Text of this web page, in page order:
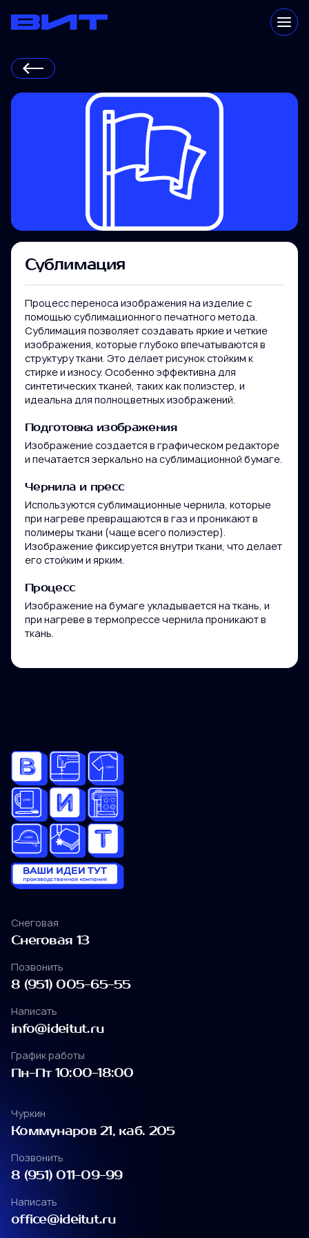
Преимущества
Снеговая 13
8 (951) 005-65-55
info@ideitut.ru
Коммунаров 21, каб. 205
8 (951) 011-09-99
Ваше имя
Компания
Номер телефона
Электронная почта
50-100
200-400
800-1200
конфиденциальности
Сублимация
Процесс переноса изображения на изделие с
помощью сублимационного печатного метода.
Сублимация позволяет создавать яркие и четкие
изображения, которые глубоко впечатываются в
структуру ткани. Это делает рисунок стойким к
стирке и износу. Особенно эффективна для
синтетических тканей, таких как полиэстер, и
идеальна для полноцветных изображений.
Подготовка изображения
Изображение создается в графическом редакторе
и печатается зеркально на сублимационной бумаге.
Чернила и пресс
Используются сублимационные чернила, которые
при нагреве превращаются в газ и проникают в
полимеры ткани (чаще всего полиэстер).
Изображение фиксируется внутри ткани, что делает
его стойким и ярким.
Процесс
Изображение на бумаге укладывается на ткань, и
при нагреве в термопрессе чернила проникают в
ткань.
Снеговая
Снеговая 13
Позвонить
8 (951) 005-65-55
Написать
info@ideitut.ru
График работы
Пн-Пт 10:00-18:00
Чуркин
Коммунаров 21, каб. 205
Позвонить
8 (951) 011-09-99
Написать
office@ideitut.ru